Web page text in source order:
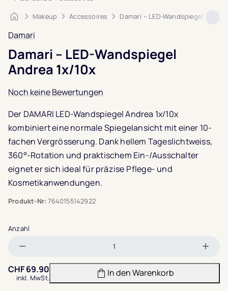
Startseite
Makeup Accessoires Damari – LED-Wandspiegel
Damari
Damari – LED-Wandspiegel
Andrea 1x/10x
Noch keine Bewertungen
Der DAMARI LED-Wandspiegel Andrea 1x/10x
kombiniert eine normale Spiegelansicht mit einer 10-
fachen Vergrösserung. Dank hellem Tageslichtweiss,
360°-Rotation und praktischem Ein-/Ausschalter
eignet er sich ideal für präzise Pflege- und
Kosmetikanwendungen.
Produkt-Nr: 7640155142922
Anzahl
verringern
CHF69.90
inkl. MwSt. In den Warenkorb